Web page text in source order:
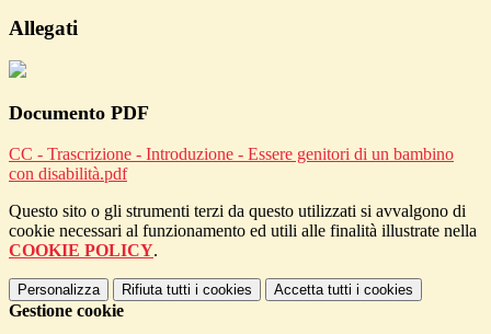
Allegati
Documento PDF
CC - Trascrizione - Introduzione - Essere genitori di un bambino
con disabilità.pdf
Questo sito o gli strumenti terzi da questo utilizzati si avvalgono di
cookie necessari al funzionamento ed utili alle finalità illustrate nella
COOKIE POLICY.
Personalizza Rifiuta tutti i cookies Accetta tutti i cookies
Gestione cookie